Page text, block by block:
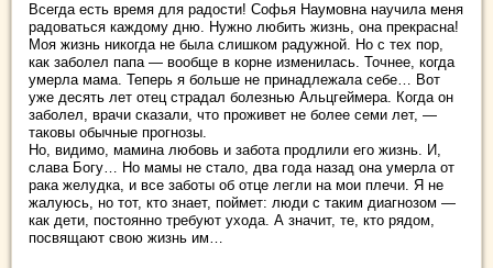
Всегда есть время для радости! Софья Наумовна научила меня
радоваться каждому дню. Нужно любить жизнь, она прекрасна!
Моя жизнь никогда не была слишком радужной. Но с тех пор,
как заболел папа — вообще в корне изменилась. Точнее, когда
умерла мама. Теперь я больше не принадлежала себе… Вот
уже десять лет отец страдал болезнью Альцгеймера. Когда он
заболел, врачи сказали, что проживет не более семи лет, —
таковы обычные прогнозы.
Но, видимо, мамина любовь и забота продлили его жизнь. И,
слава Богу… Но мамы не стало, два года назад она умерла от
рака желудка, и все заботы об отце легли на мои плечи. Я не
жалуюсь, но тот, кто знает, поймет: люди с таким диагнозом —
как дети, постоянно требуют ухода. А значит, те, кто рядом,
посвящают свою жизнь им…